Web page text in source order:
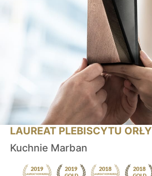
LAUREAT PLEBISCYTU ORŁY
Kuchnie Marban